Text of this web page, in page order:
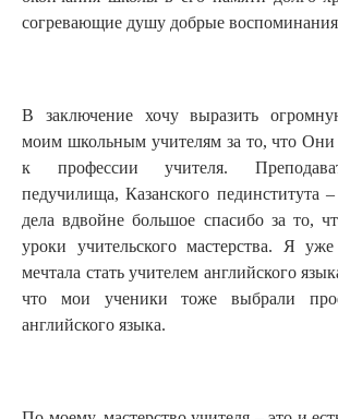
согревающие душу добрые
В заключение хочу выразить
моим школьным учителям за то, что
к профессии учителя.
педучилища, Казанского пединститута
дела вдвойне большое спасибо за то,
уроки учительского мастерства. Я
мечтала стать учителем английского
что мои ученики тоже выбрали
английского языка.